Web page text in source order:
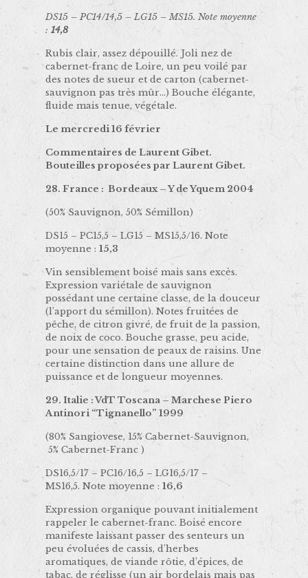
DS15 – PC14/14,5 – LG15 – MS15. Note moyenne
:14,8
Rubis clair, assez dépouillé. Joli nez de
cabernet-franc de Loire, un peu voilé par
des notes de sueur et de carton (cabernet-
sauvignon pas très mûr…) Bouche élégante,
fluide mais tenue, végétale.
Le mercredi 16 février
Commentaires de Laurent Gibet.
Bouteilles proposées par Laurent Gibet.
28. France : Bordeaux – Y de Yquem 2004
(50% Sauvignon, 50% Sémillon)
DS15 – PC15,5 – LG15 – MS15,5/16. Note
moyenne :15,3
Vin sensiblement boisé mais sans excès.
Expression variétale de sauvignon
possédant une certaine classe, de la douceur
(l’apport du sémillon). Notes fruitées de
pêche, de citron givré, de fruit de la passion,
de noix de coco. Bouche grasse, peu acide,
pour une sensation de peaux de raisins. Une
certaine distinction dans une allure de
puissance et de longueur moyennes.
29. Italie : VdT Toscana – Marchese Piero
Antinori “Tignanello” 1999
(80% Sangiovese, 15% Cabernet-Sauvignon,
5% Cabernet-Franc )
DS16,5/17 – PC16/16,5 – LG16,5/17 –
MS16,5. Note moyenne :16,6
Expression organique pouvant initialement
rappeler le cabernet-franc. Boisé encore
manifeste laissant passer des senteurs un
peu évoluées de cassis, d’herbes
aromatiques, de viande rôtie, d’épices, de
tabac, de réglisse (un air bordelais mais pas